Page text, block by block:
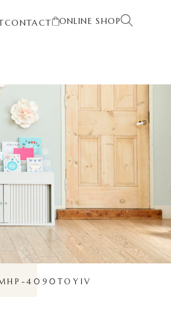
CONTACT ONLINE SHOP
4090TOYIV